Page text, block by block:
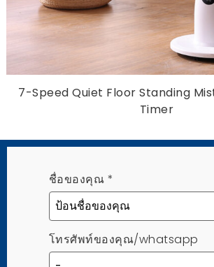
7-Speed Quiet Floor Standing
Timer
ชื่อของคุณ *
โทรศัพท์ของคุณ/whatsapp